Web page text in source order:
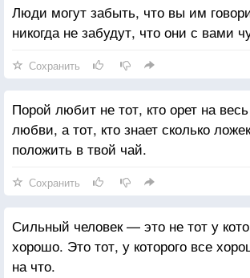
Люди могут забыть, что вы им
никогда не забудут, что они с вами
Сохранить
Порой любит не тот, кто орет на
любви, а тот, кто знает сколько
положить в твой чай.
Сохранить
Сильный человек — это не тот у
хорошо. Это тот, у которого все
на что.